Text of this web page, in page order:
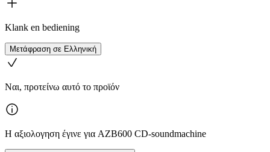
Klank en bediening
Μετάφραση σε Ελληνική
Ναι, προτείνω αυτό το προϊόν
Η αξιολογηση έγινε για AZB600 CD-soundmachine